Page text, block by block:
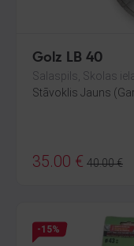
Golz LB 40
Salaspils, Skolas
Stāvoklis Jauns
35.00 € 40.00€
-15%